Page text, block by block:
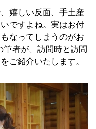
嬉しい反面、手土産
ですよね。実はお付
なってしまうのがお
筆者が、訪問時と訪問
ご紹介いたします。